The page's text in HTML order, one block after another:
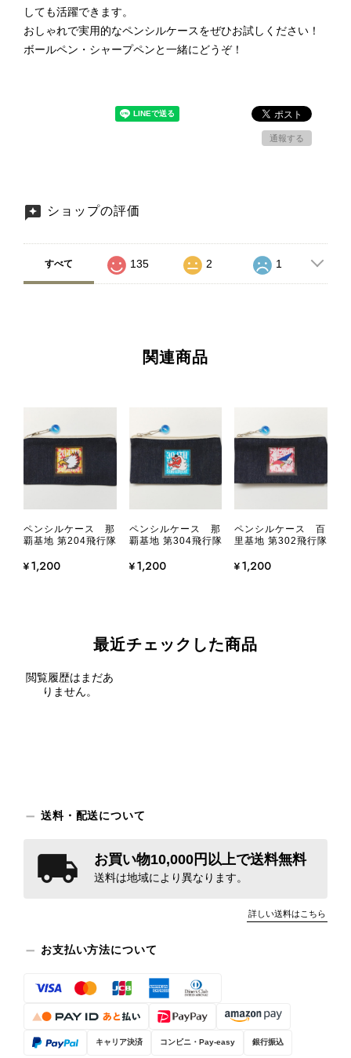
しても活躍できます。
おしゃれで実用的なペンシルケースをぜひお試しください！
ボールペン・シャープペンと一緒にどうぞ！
通報する
ショップの評価
すべて 135 2 1
関連商品
ペンシルケース 那
覇基地 第204飛行隊
¥1,200
ペンシルケース 那
覇基地 第304飛行隊
¥1,200
ペンシルケース 百
里基地 第302飛行隊
¥1,200
最近チェックした商品
閲覧履歴はまだあ
りません。
送料・配送について
お買い物10,000円以上で送料無料
送料は地域により異なります。
詳しい送料はこちら
お支払い方法について
キャリア決済 コンビニ・Pay-easy 銀行振込